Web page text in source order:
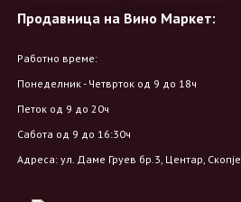
Продавница на Вино Маркет:
Работно време:
Понеделник - Четврток од 9 до 18ч
Петок од 9 до 20ч
Сабота од 9 до 16:30ч
Адреса: ул. Даме Груев бр.3, Центар, Скопје